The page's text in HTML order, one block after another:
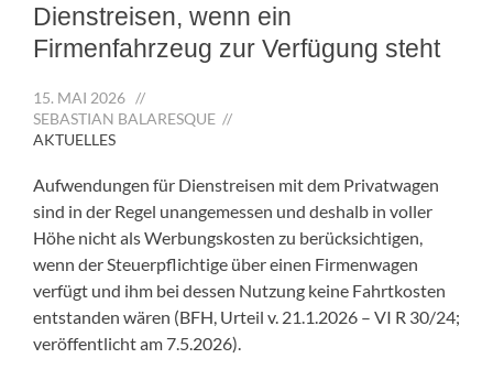
Dienstreisen, wenn ein
Firmenfahrzeug zur Verfügung steht
15. MAI 2026 //
SEBASTIAN BALARESQUE //
AKTUELLES
Aufwendungen für Dienstreisen mit dem Privatwagen
sind in der Regel unangemessen und deshalb in voller
Höhe nicht als Werbungskosten zu berücksichtigen,
wenn der Steuerpflichtige über einen Firmenwagen
verfügt und ihm bei dessen Nutzung keine Fahrtkosten
entstanden wären (BFH, Urteil v. 21.1.2026 – VI R 30/24;
veröffentlicht am 7.5.2026).